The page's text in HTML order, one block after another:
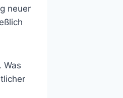
neuer
Was